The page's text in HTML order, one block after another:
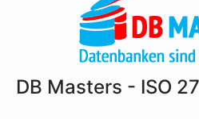
DB Masters - ISO